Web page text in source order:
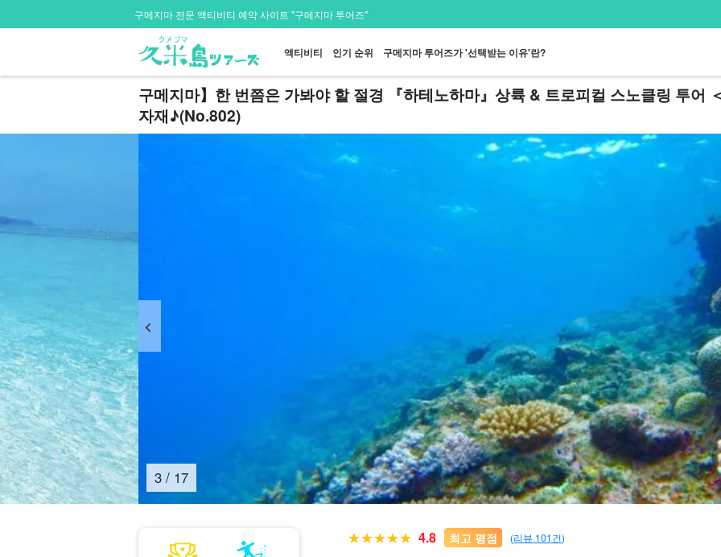
구메지마 전문 액티비티 예약 사이트 "구메지마 투어즈"
액티비티 인기 순위 구메지마 투어즈가 '선택받는 이유'란?
구메지마】한 번쯤은 가봐야 할 절경 『하테노하마』상륙 & 트로피컬 스노클링 투어
자재♪(No.802)
4 / 17
4.8 최고 평점 (리뷰 101건)